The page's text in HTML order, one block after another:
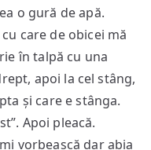
o gură de apă.
care de obicei mă
în talpă cu una
apoi la cel stâng,
și care e stânga.
Apoi pleacă.
vorbească dar abia